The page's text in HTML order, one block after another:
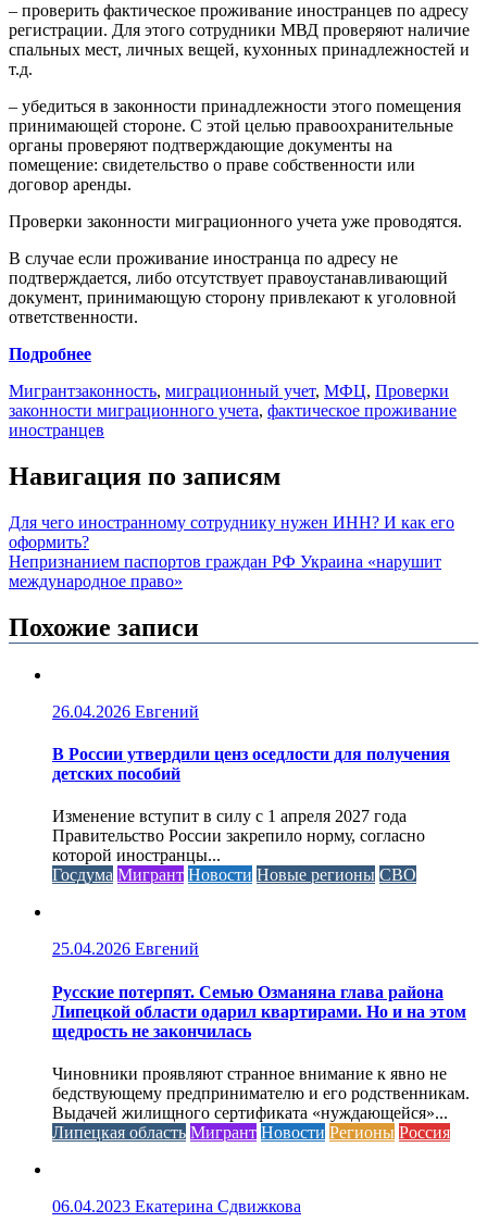
– проверить фактическое проживание иностранцев по адресу
регистрации. Для этого сотрудники МВД проверяют наличие
спальных мест, личных вещей, кухонных принадлежностей и
т.д.
– убедиться в законности принадлежности этого помещения
принимающей стороне. С этой целью правоохранительные
органы проверяют подтверждающие документы на
помещение: свидетельство о праве собственности или
договор аренды.
Проверки законности миграционного учета уже проводятся.
В случае если проживание иностранца по адресу не
подтверждается, либо отсутствует правоустанавливающий
документ, принимающую сторону привлекают к уголовной
ответственности.
Подробнее
Мигрантзаконность, миграционный учет, МФЦ, Проверки
законности миграционного учета, фактическое проживание
иностранцев
Навигация по записям
Для чего иностранному сотруднику нужен ИНН? И как его
оформить?
Непризнанием паспортов граждан РФ Украина «нарушит
международное право»
Похожие записи
26.04.2026 Евгений
В России утвердили ценз оседлости для получения
детских пособий
Изменение вступит в силу с 1 апреля 2027 года
Правительство России закрепило норму, согласно
которой иностранцы...
Госдума Мигрант Новости Новые регионы СВО
25.04.2026 Евгений
Русские потерпят. Семью Озманяна глава района
Липецкой области одарил квартирами. Но и на этом
щедрость не закончилась
Чиновники проявляют странное внимание к явно не
бедствующему предпринимателю и его родственникам.
Выдачей жилищного сертификата «нуждающейся»...
Липецкая область Мигрант Новости Регионы Россия
06.04.2023 Екатерина Сдвижкова